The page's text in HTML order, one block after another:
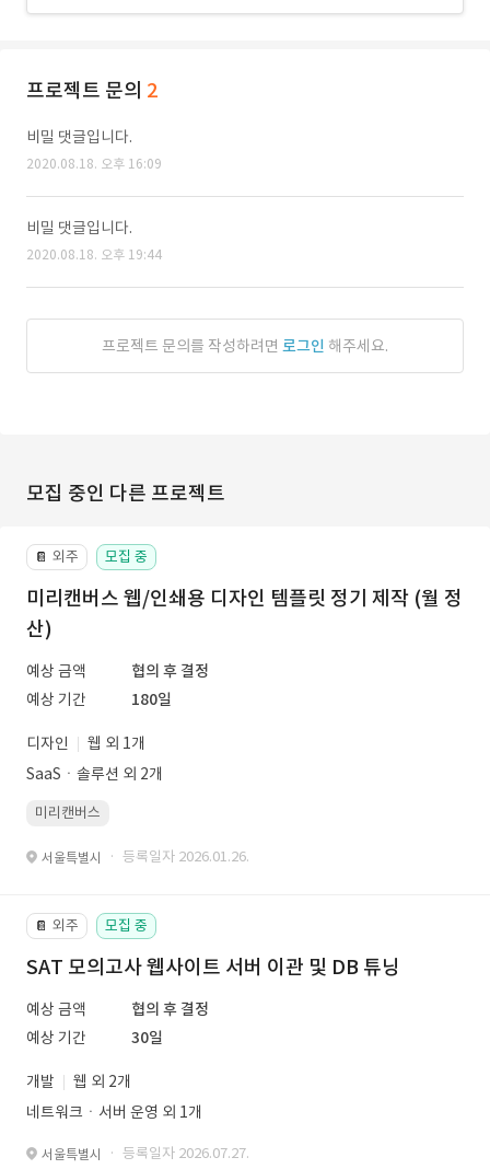
프로젝트 문의 2
비밀 댓글입니다.
2020.08.18. 오후 16:09
비밀 댓글입니다.
2020.08.18. 오후 19:44
프로젝트 문의를 작성하려면 로그인 해주세요.
모집 중인 다른 프로젝트
📔 외주 모집 중
미리캔버스 웹/인쇄용 디자인 템플릿 정기 제작 (월 정
산)
예상 금액
협의 후 결정
예상 기간
180일
디자인
웹 외 1개
SaaSㆍ솔루션 외 2개
미리캔버스
서울특별시 · 등록일자 2026.01.26.
📔 외주 모집 중
SAT 모의고사 웹사이트 서버 이관 및 DB 튜닝
예상 금액
협의 후 결정
예상 기간
30일
개발
웹 외 2개
네트워크ㆍ서버 운영 외 1개
서울특별시 · 등록일자 2026.07.27.